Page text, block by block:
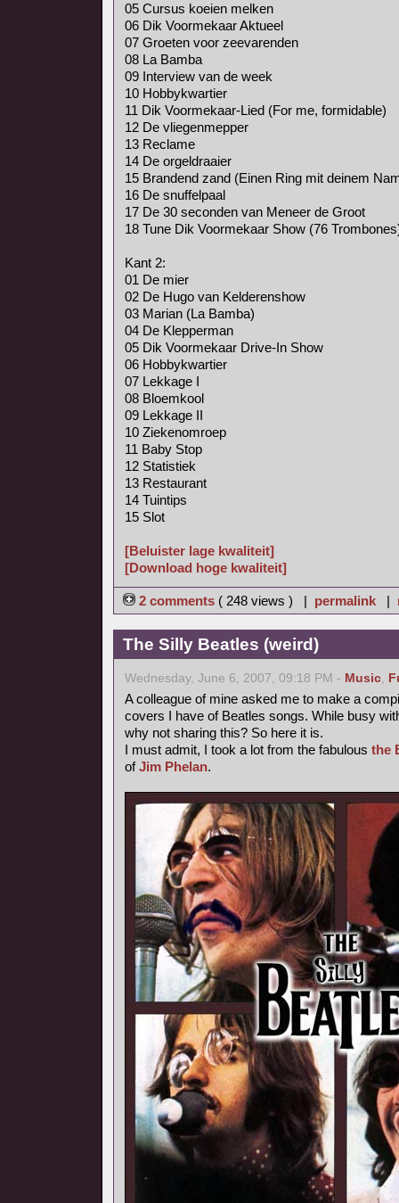
05 Cursus koeien melken
06 Dik Voormekaar Aktueel
07 Groeten voor zeevarenden
08 La Bamba
09 Interview van de week
10 Hobbykwartier
11 Dik Voormekaar-Lied (For me, formidable)
12 De vliegenmepper
13 Reclame
14 De orgeldraaier
15 Brandend zand (Einen Ring mit deinem
16 De snuffelpaal
17 De 30 seconden van Meneer de Groot
18 Tune Dik Voormekaar Show (76
Kant 2:
01 De mier
02 De Hugo van Kelderenshow
03 Marian (La Bamba)
04 De Klepperman
05 Dik Voormekaar Drive-In Show
06 Hobbykwartier
07 Lekkage I
08 Bloemkool
09 Lekkage II
10 Ziekenomroep
11 Baby Stop
12 Statistiek
13 Restaurant
14 Tuintips
15 Slot
[Beluister lage kwaliteit]
[Download hoge kwaliteit]
2 comments ( 248 views ) | permalink |
The Silly Beatles (weird)
Wednesday, June 6, 2007, 09:18 PM - Music,
A colleague of mine asked me to make a
covers I have of Beatles songs. While busy
why not sharing this? So here it is.
I must admit, I took a lot from the fabulous the
ofJim Phelan.